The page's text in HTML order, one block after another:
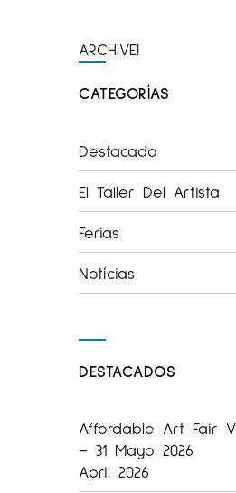
ARCHIVE!
CATEGORÍAS
Destacado
El Taller Del Artista
Ferias
Notícias
DESTACADOS
Affordable Art Fair
– 31 Mayo 2026
April 2026